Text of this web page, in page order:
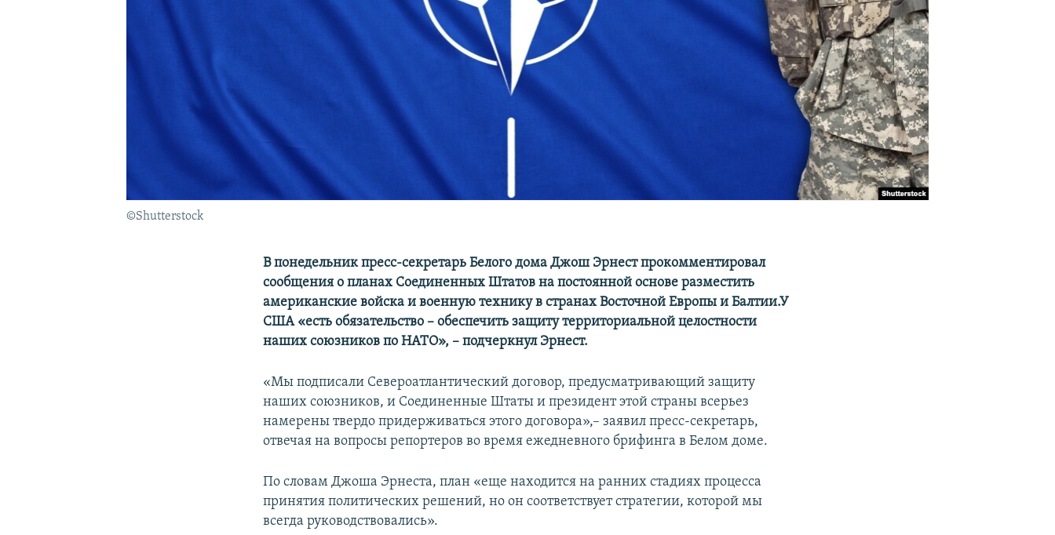
©Shutterstock
В понедельник пресс-секретарь Белого дома Джош Эрнест прокомментировал
сообщения о планах Соединенных Штатов на постоянной основе разместить
американские войска и военную технику в странах Восточной Европы и Балтии.У
США «есть обязательство – обеспечить защиту территориальной целостности
наших союзников по НАТО», – подчеркнул Эрнест.
«Мы подписали Североатлантический договор, предусматривающий защиту
наших союзников, и Соединенные Штаты и президент этой страны всерьез
намерены твердо придерживаться этого договора»,– заявил пресс-секретарь,
отвечая на вопросы репортеров во время ежедневного брифинга в Белом доме.
По словам Джоша Эрнеста, план «еще находится на ранних стадиях процесса
принятия политических решений, но он соответствует стратегии, которой мы
всегда руководствовались».